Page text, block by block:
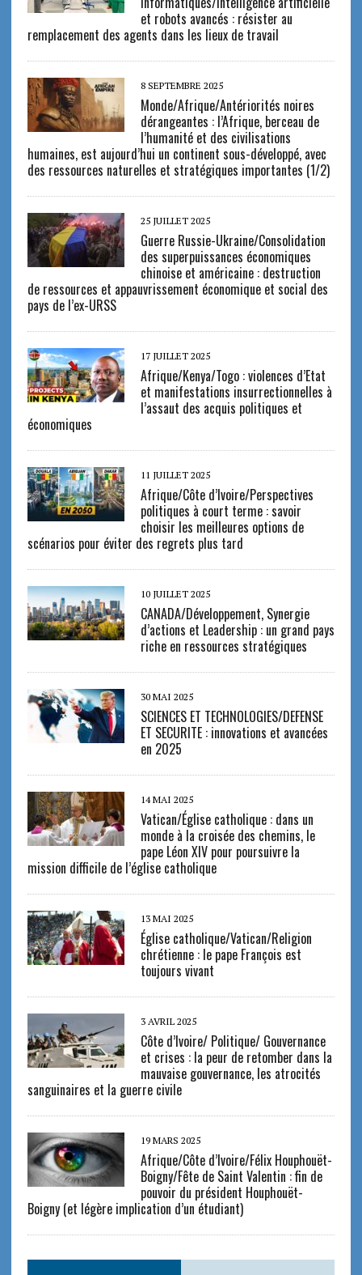
et robots avancés : résister au
remplacement des agents dans les lieux de travail
8 SEPTEMBRE 2025
Monde/Afrique/Antériorités noires
dérangeantes : l’Afrique, berceau de
l’humanité et des civilisations
humaines, est aujourd’hui un continent sous-développé, avec
des ressources naturelles et stratégiques importantes (1/2)
25 JUILLET 2025
Guerre Russie-Ukraine/Consolidation
des superpuissances économiques
chinoise et américaine : destruction
de ressources et appauvrissement économique et social des
pays de l’ex-URSS
17 JUILLET 2025
Afrique/Kenya/Togo : violences d’Etat
et manifestations insurrectionnelles à
l’assaut des acquis politiques et
économiques
11 JUILLET 2025
Afrique/Côte d’Ivoire/Perspectives
politiques à court terme : savoir
choisir les meilleures options de
scénarios pour éviter des regrets plus tard
10 JUILLET 2025
CANADA/Développement, Synergie
d’actions et Leadership : un grand pays
riche en ressources stratégiques
30 MAI 2025
SCIENCES ET TECHNOLOGIES/DEFENSE
ET SECURITE : innovations et avancées
en 2025
14 MAI 2025
Vatican/Église catholique : dans un
monde à la croisée des chemins, le
pape Léon XIV pour poursuivre la
mission difficile de l’église catholique
13 MAI 2025
Église catholique/Vatican/Religion
chrétienne : le pape François est
toujours vivant
3 AVRIL 2025
Côte d’Ivoire/ Politique/ Gouvernance
et crises : la peur de retomber dans la
mauvaise gouvernance, les atrocités
sanguinaires et la guerre civile
19 MARS 2025
Afrique/Côte d’Ivoire/Félix Houphouët-
Boigny/Fête de Saint Valentin : fin de
pouvoir du président Houphouët-
Boigny (et légère implication d’un étudiant)